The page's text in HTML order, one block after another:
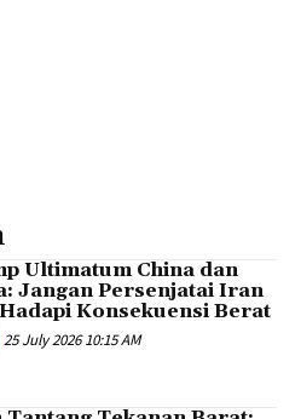
Ultimatum China dan
Jangan Persenjatai Iran
Konsekuensi Berat
25 July 2026 10:15 AM